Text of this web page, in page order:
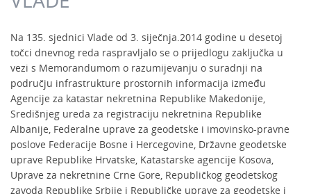
Na 135. sjednici Vlade od 3. siječnja.2014 godine u desetoj
točci dnevnog reda raspravljalo se o prijedlogu zaključka u
vezi s Memorandumom o razumijevanju o suradnji na
području infrastrukture prostornih informacija između
Agencije za katastar nekretnina Republike Makedonije,
Središnjeg ureda za registraciju nekretnina Republike
Albanije, Federalne uprave za geodetske i imovinsko-pravne
poslove Federacije Bosne i Hercegovine, Državne geodetske
uprave Republike Hrvatske, Katastarske agencije Kosova,
Uprave za nekretnine Crne Gore, Republičkog geodetskog
zavoda Republike Srbije i Republičke uprave za geodetske i